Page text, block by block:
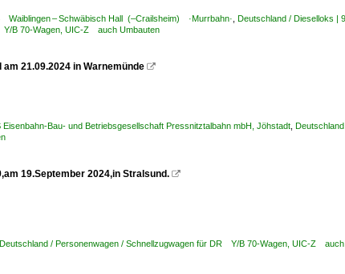
Waiblingen – Schwäbisch Hall (–Crailsheim) ·Murrbahn· Deutschland / Dieselloks |
B 70-Wagen, UIC-Z auch Umbauten
21.09.2024 in Warnemünde 
Bau- und Betriebsgesellschaft Pressnitztalbahn mbH, Jöhstadt
19.September 2024,in Stralsund. 
Deutschland / Personenwagen / Schnellzugwagen für DR Y/B 70-Wagen, UIC-Z auch